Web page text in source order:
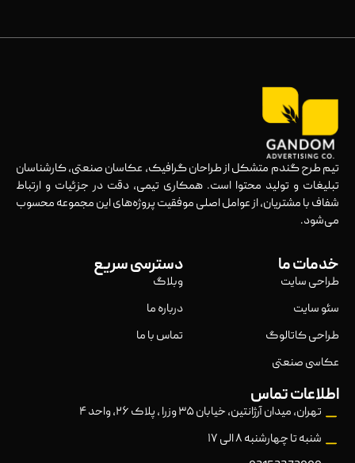
تیم طرح گندم متشکل از طراحان گرافیک، عکاسان صنعتی، کارشناسان
تبلیغات و تولید محتوا است. همکاری تیمی، دقت در جزئیات و ارتباط
شفاف با مشتریان، از عوامل اصلی موفقیت پروژه‌های این مجموعه محسوب
می‌شود.
خدمات ما
طراحی سایت
سئو سایت
طراحی کاتالوگ
عکاسی صنعتی
دسترسی سریع
وبلاگ
درباره ما
تماس با ما
اطلاعات تماس
تهران، میدان آرژانتین، خیابان ۳۵ وزرا ، پلاک ۲۶، واحد ۴
شنبه تا چهارشنبه ۸ الی ۱۷